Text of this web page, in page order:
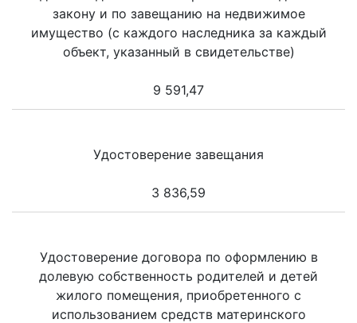
закону и по завещанию на недвижимое
имущество (с каждого наследника за каждый
объект, указанный в свидетельстве)
9 591,47
Удостоверение завещания
3 836,59
Удостоверение договора по оформлению в
долевую собственность родителей и детей
жилого помещения, приобретенного с
использованием средств материнского